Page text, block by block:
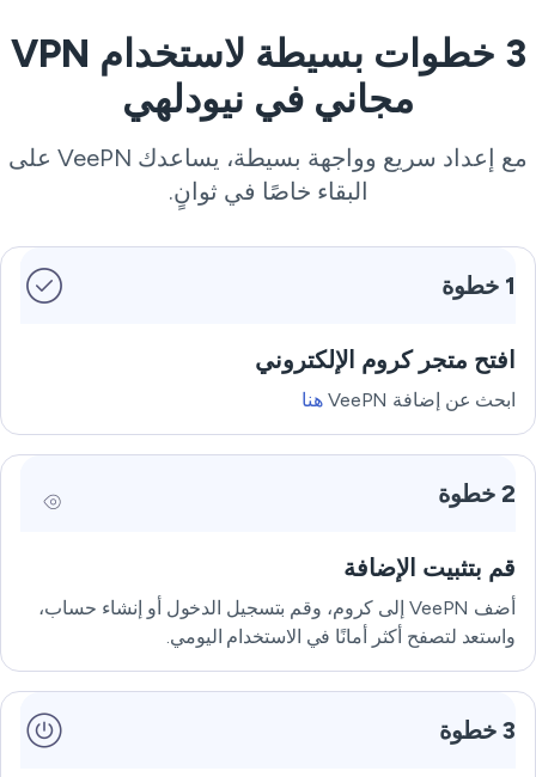
3 خطوات بسيطة لاستخدام VPN
مجاني في نيودلهي
مع إعداد سريع وواجهة بسيطة، يساعدك VeePN على
البقاء خاصًا في ثوانٍ.
افتح متجر كروم الإلكتروني
ابحث عن إضافة VeePN هنا
2 خطوة
قم بتثبيت الإضافة
أضف VeePN إلى كروم، وقم بتسجيل الدخول أو إنشاء حساب،
واستعد لتصفح أكثر أمانًا في الاستخدام اليومي.